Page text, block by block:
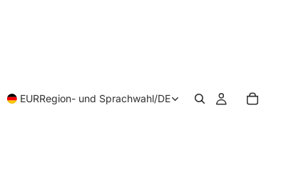
EURRegion- und Sprachwahl/DE